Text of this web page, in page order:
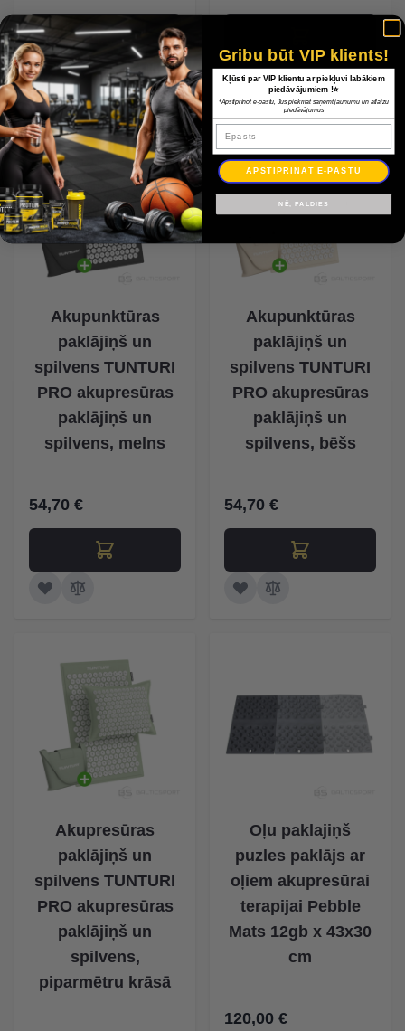
Akupunktūras
paklājiņš un
spilvens TUNTURI
PRO akupresūras
paklājiņš un
spilvens, melns
54,70 €
Akupunktūras
paklājiņš un
spilvens TUNTURI
PRO akupresūras
paklājiņš un
spilvens, bēšs
54,70 €
Akupresūras
paklājiņš un
spilvens TUNTURI
PRO akupresūras
paklājiņš un
spilvens,
piparmētru krāsā
Oļu paklajiņš
puzles paklājs ar
oļiem akupresūrai
terapijai Pebble
Mats 12gb x 43x30
cm
120,00 €
Gribu būt VIP klients!
Kļūsti par VIP klientu ar piekļuvi labākiem
piedāvājumiem !⭐
*Apstiprinot e-pastu, Jūs piekrītat saņemt jaunumu un atlaižu
piedāvājumus
Epasts
APSTIPRINĀT E-PASTU
NĒ, PALDIES